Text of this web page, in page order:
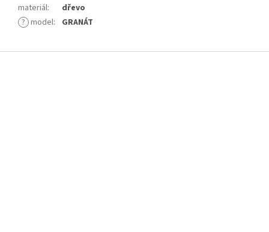
materiál:
dřevo
? model: GRANÁT